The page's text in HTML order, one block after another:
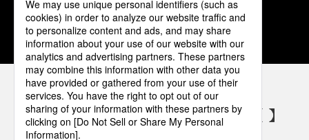
1 2 3 4 5
パナソニックの電気設備 SNSアカウント